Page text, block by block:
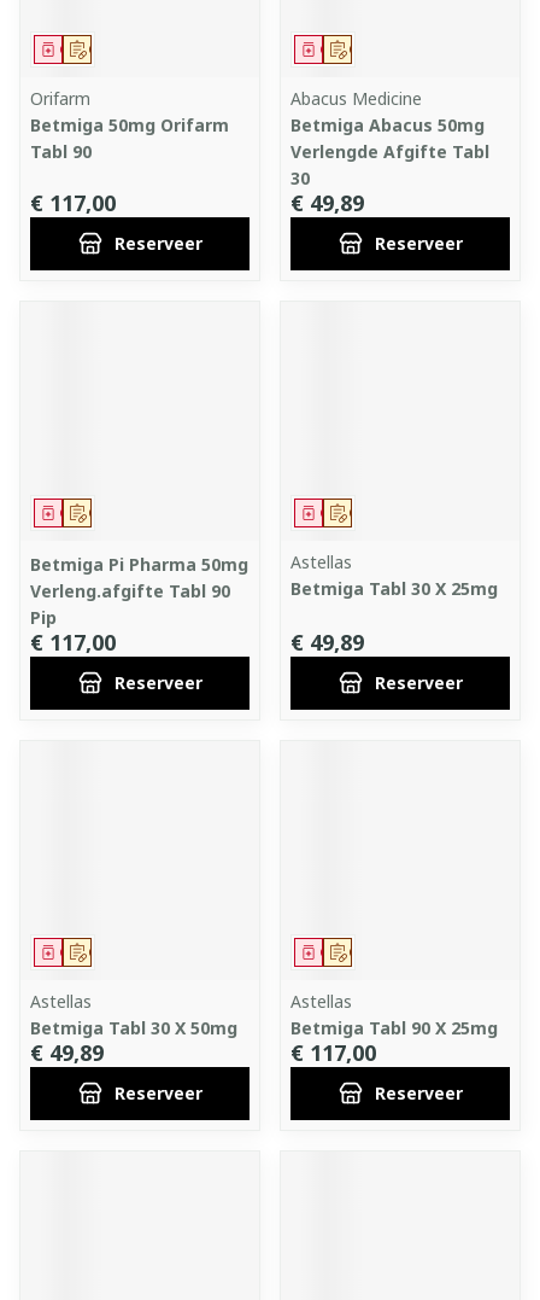
Op voorschrift
Geneesmiddel
Orifarm
Betmiga 50mg Orifarm
Tabl 90
€ 117,00
Reserveer
Op voorschrift
Geneesmiddel
Abacus Medicine
Betmiga Abacus 50mg
Verlengde Afgifte Tabl
30
€ 49,89
Reserveer
Op voorschrift
Geneesmiddel
Betmiga Pi Pharma 50mg
Verleng.afgifte Tabl 90
Pip
€ 117,00
Reserveer
Op voorschrift
Geneesmiddel
Astellas
Betmiga Tabl 30 X 25mg
€ 49,89
Reserveer
Op voorschrift
Geneesmiddel
Astellas
Betmiga Tabl 30 X 50mg
€ 49,89
Reserveer
Op voorschrift
Geneesmiddel
Astellas
Betmiga Tabl 90 X 25mg
€ 117,00
Reserveer